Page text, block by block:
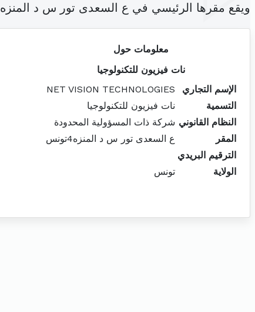
ويقع مقرها الرئيسي في ع السعدى تور س د المنزه4تونس (
معلومات حول
نات فيزيون للتكنولوجيا
الإسم التجاري
NET VISION TECHNOLOGIES
التسمية
نات فيزيون للتكنولوجيا
النظام القانوني شركة ذات المسؤولية المحدودة
المقر
ع السعدى تور س د المنزه4تونس
الترقيم البريدي
الولاية
تونس